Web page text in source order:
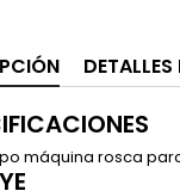
máquina rosca